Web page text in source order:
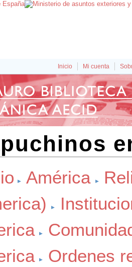
Inicio Mi cuenta
América
Ordenes